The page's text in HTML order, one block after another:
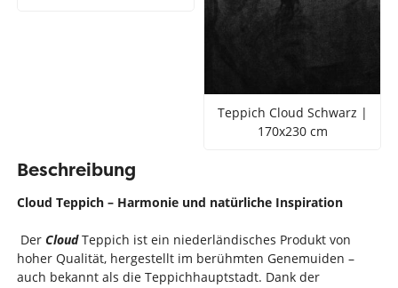
Teppich Cloud Schwarz |
170x230 cm
Beschreibung
Cloud Teppich – Harmonie und natürliche Inspiration
DerCloudTeppich ist ein niederländisches Produkt von
hoher Qualität, hergestellt im berühmten Genemuiden –
auch bekannt als die Teppichhauptstadt. Dank der